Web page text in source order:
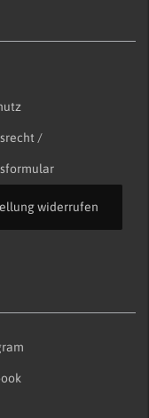
/
widerrufen